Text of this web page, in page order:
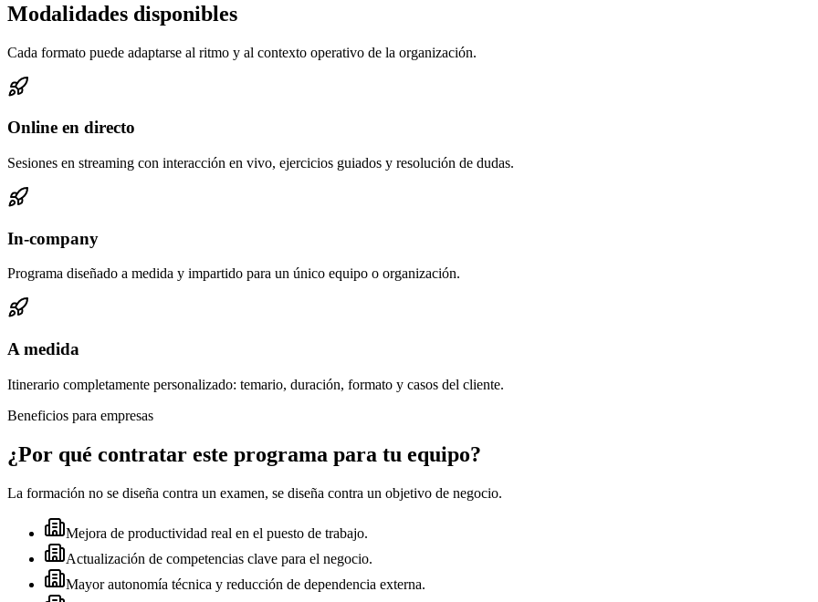
Modalidades disponibles
Cada formato puede adaptarse al ritmo y al contexto operativo de la organización.
Online en directo
Sesiones en streaming con interacción en vivo, ejercicios guiados y resolución de dudas.
In-company
Programa diseñado a medida y impartido para un único equipo o organización.
A medida
Itinerario completamente personalizado: temario, duración, formato y casos del cliente.
Beneficios para empresas
¿Por qué contratar este programa para tu equipo?
La formación no se diseña contra un examen, se diseña contra un objetivo de negocio.
Mejora de productividad real en el puesto de trabajo.
Actualización de competencias clave para el negocio.
Mayor autonomía técnica y reducción de dependencia externa.